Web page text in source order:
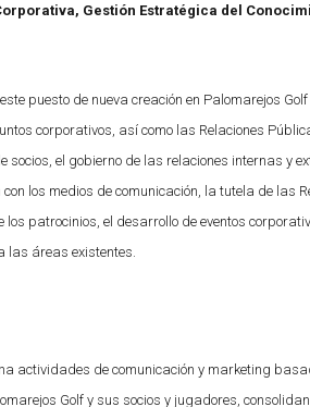
Gestión Estratégica del
puesto de nueva creación en Palomarejos
corporativos, así como las Relaciones
socios, el gobierno de las relaciones internas y
los medios de comunicación, la tutela de las
los patrocinios, el desarrollo de eventos
las áreas existentes.
actividades de comunicación y marketing
Golf y sus socios y jugadores,